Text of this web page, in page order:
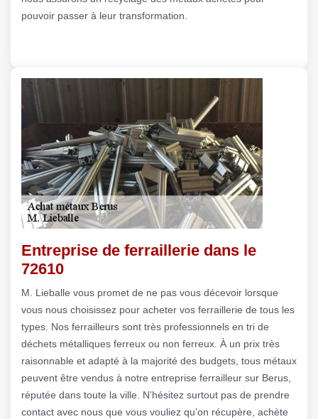
pouvoir passer à leur transformation.
Entreprise de ferraillerie dans le
72610
M. Lieballe vous promet de ne pas vous décevoir lorsque
vous nous choisissez pour acheter vos ferraillerie de tous les
types. Nos ferrailleurs sont très professionnels en tri de
déchets métalliques ferreux ou non ferreux. À un prix très
raisonnable et adapté à la majorité des budgets, tous métaux
peuvent être vendus à notre entreprise ferrailleur sur Berus,
réputée dans toute la ville. N’hésitez surtout pas de prendre
contact avec nous que vous vouliez qu’on récupère, achète